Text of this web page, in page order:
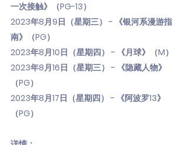
一次接触》（PG-13）
2023年8月9日（星期三） - 《银河系漫游指
南》（PG）
2023年8月10日（星期四） - 《月球》（M）
2023年8月16日（星期三） - 《隐藏人物》
（PG）
2023年8月17日（星期四） - 《阿波罗13》
（PG）